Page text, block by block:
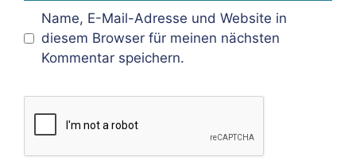
Name, E-Mail-Adresse und Website in
diesem Browser für meinen nächsten
Kommentar speichern.